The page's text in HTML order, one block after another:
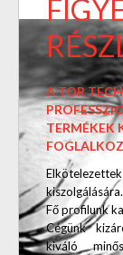
A TOR
TERMÉKEK
kiszolgálására.
Fő profilunk
Cégünk
kiváló